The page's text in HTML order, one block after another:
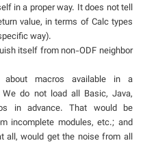
in a proper way. It does not tell
value, in terms of Calc types
way).
itself from non-ODF neighbor
macros available in a
We do not load all Basic, Java,
in advance. That would be
incomplete modules, etc.; and
all, would get the noise from all